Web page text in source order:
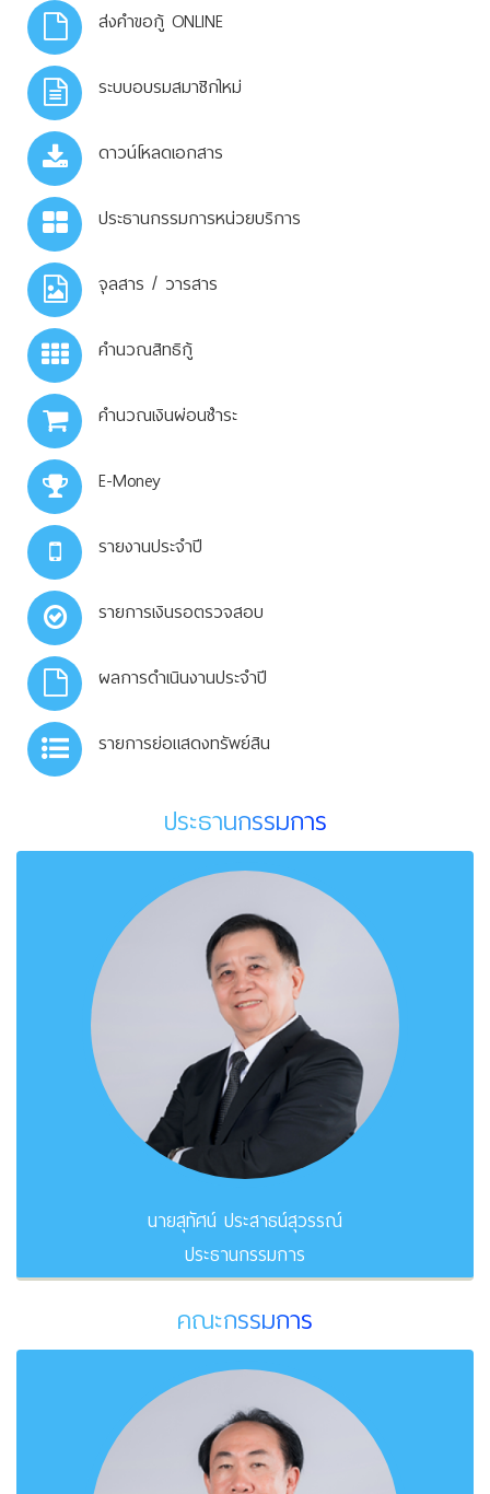
ส่งคำขอกู้ ONLINE
ระบบอบรมสมาชิกใหม่
ดาวน์โหลดเอกสาร
ประธานกรรมการหน่วยบริการ
จุลสาร / วารสาร
คำนวณสิทธิกู้
คำนวณเงินผ่อนชำระ
E-Money
รายงานประจำปี
รายการเงินรอตรวจสอบ
ผลการดำเนินงานประจำปี
รายการย่อแสดงทรัพย์สิน
ประธานกรรมการ
นายสุทัศน์ ประสาธน์สุวรรณ์
ประธานกรรมการ
คณะกรรมการ